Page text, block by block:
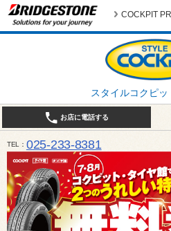
スタイルコクピ
COCKPIT
お店に電話する
TEL 025-233-8381
営業時間は10:00～18:30 作業、商談受付は10:00
（日